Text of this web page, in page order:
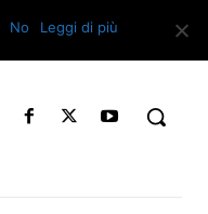
No Leggi di più